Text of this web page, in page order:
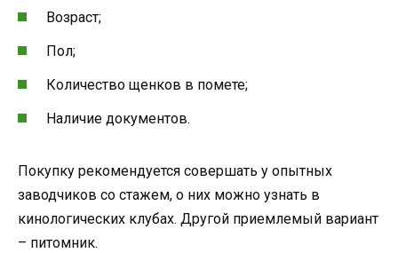
Возраст;
Пол;
Количество щенков в помете;
Наличие документов.
Покупку рекомендуется совершать у опытных
заводчиков со стажем, о них можно узнать в
кинологических клубах. Другой приемлемый вариант
– питомник.